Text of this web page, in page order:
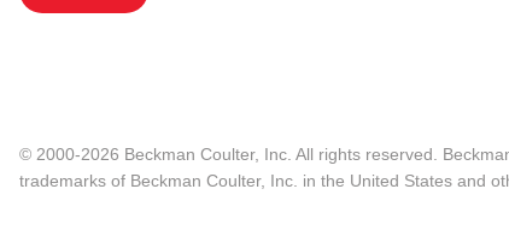
© 2000-2026 Beckman Coulter, Inc. All rights reserved.
trademarks of Beckman Coulter, Inc. in the United States and